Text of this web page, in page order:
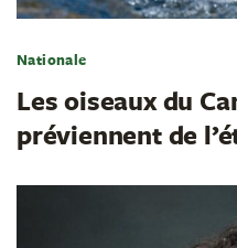
Nationale
Les oiseaux du
préviennent de